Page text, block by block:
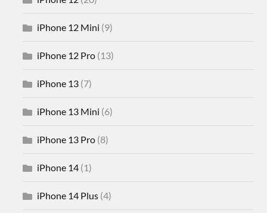
iPhone 12 Mini (9)
iPhone 12 Pro (13)
iPhone 13 (7)
iPhone 13 Mini (6)
iPhone 13 Pro (8)
iPhone 14 (1)
iPhone 14 Plus (4)